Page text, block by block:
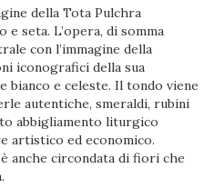
della Tota Pulchra
seta. L’opera, di somma
con l’immagine della
iconografici della sua
bianco e celeste. Il tondo viene
autentiche, smeraldi, rubini
abbigliamento liturgico
artistico ed economico.
è anche circondata di fiori che